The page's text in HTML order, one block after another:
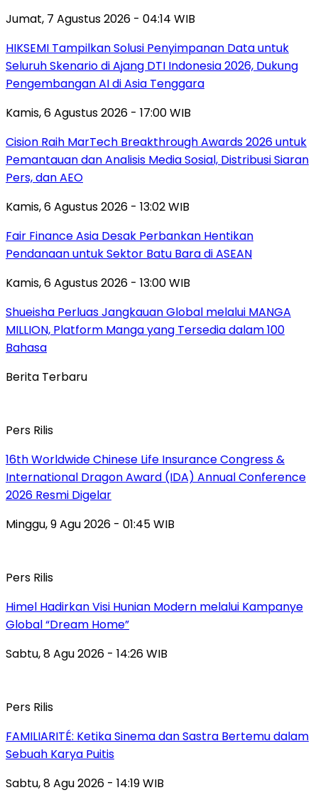
Jumat, 7 Agustus 2026 - 04:14 WIB
HIKSEMI Tampilkan Solusi Penyimpanan Data untuk
Seluruh Skenario di Ajang DTI Indonesia 2026, Dukung
Pengembangan AI di Asia Tenggara
Kamis, 6 Agustus 2026 - 17:00 WIB
Cision Raih MarTech Breakthrough Awards 2026 untuk
Pemantauan dan Analisis Media Sosial, Distribusi Siaran
Pers, dan AEO
Kamis, 6 Agustus 2026 - 13:02 WIB
Fair Finance Asia Desak Perbankan Hentikan
Pendanaan untuk Sektor Batu Bara di ASEAN
Kamis, 6 Agustus 2026 - 13:00 WIB
Shueisha Perluas Jangkauan Global melalui MANGA
MILLION, Platform Manga yang Tersedia dalam 100
Bahasa
Berita Terbaru
Pers Rilis
16th Worldwide Chinese Life Insurance Congress &
International Dragon Award (IDA) Annual Conference
2026 Resmi Digelar
Minggu, 9 Agu 2026 - 01:45 WIB
Pers Rilis
Himel Hadirkan Visi Hunian Modern melalui Kampanye
Global “Dream Home”
Sabtu, 8 Agu 2026 - 14:26 WIB
Pers Rilis
FAMILIARITÉ: Ketika Sinema dan Sastra Bertemu dalam
Sebuah Karya Puitis
Sabtu, 8 Agu 2026 - 14:19 WIB